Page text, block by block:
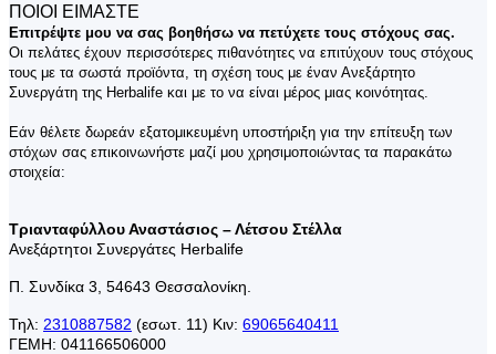
ΠΟΙΟΙ ΕΙΜΑΣΤΕ
Επιτρέψτε μου να σας βοηθήσω να πετύχετε τους στόχους σας.
Οι πελάτες έχουν περισσότερες πιθανότητες να επιτύχουν τους στόχους
τους με τα σωστά προϊόντα, τη σχέση τους με έναν Ανεξάρτητο
Συνεργάτη της Herbalife και με το να είναι μέρος μιας κοινότητας.
Εάν θέλετε δωρεάν εξατομικευμένη υποστήριξη για την επίτευξη των
στόχων σας επικοινωνήστε μαζί μου χρησιμοποιώντας τα παρακάτω
στοιχεία:
Τριανταφύλλου Αναστάσιος – Λέτσου Στέλλα
Ανεξάρτητοι Συνεργάτες Herbalife
Π. Συνδίκα 3, 54643 Θεσσαλονίκη.
Τηλ: 2310887582 (εσωτ. 11) Κιν: 69065640411
ΓΕΜΗ: 041166506000